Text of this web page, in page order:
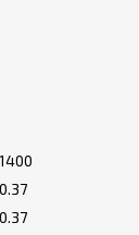
1400
0.37
0.37